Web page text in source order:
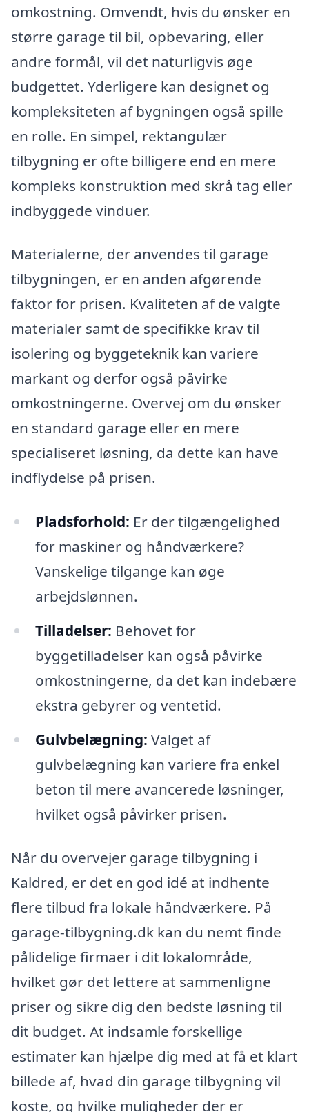
omkostning. Omvendt, hvis du ønsker en
større garage til bil, opbevaring, eller
andre formål, vil det naturligvis øge
budgettet. Yderligere kan designet og
kompleksiteten af bygningen også spille
en rolle. En simpel, rektangulær
tilbygning er ofte billigere end en mere
kompleks konstruktion med skrå tag eller
indbyggede vinduer.
Materialerne, der anvendes til garage
tilbygningen, er en anden afgørende
faktor for prisen. Kvaliteten af de valgte
materialer samt de specifikke krav til
isolering og byggeteknik kan variere
markant og derfor også påvirke
omkostningerne. Overvej om du ønsker
en standard garage eller en mere
specialiseret løsning, da dette kan have
indflydelse på prisen.
Pladsforhold: Er der tilgængelighed
for maskiner og håndværkere?
Vanskelige tilgange kan øge
arbejdslønnen.
Tilladelser: Behovet for
byggetilladelser kan også påvirke
omkostningerne, da det kan indebære
ekstra gebyrer og ventetid.
Gulvbelægning: Valget af
gulvbelægning kan variere fra enkel
beton til mere avancerede løsninger,
hvilket også påvirker prisen.
Når du overvejer garage tilbygning i
Kaldred, er det en god idé at indhente
flere tilbud fra lokale håndværkere. På
garage-tilbygning.dk kan du nemt finde
pålidelige firmaer i dit lokalområde,
hvilket gør det lettere at sammenligne
priser og sikre dig den bedste løsning til
dit budget. At indsamle forskellige
estimater kan hjælpe dig med at få et klart
billede af, hvad din garage tilbygning vil
koste, og hvilke muligheder der er